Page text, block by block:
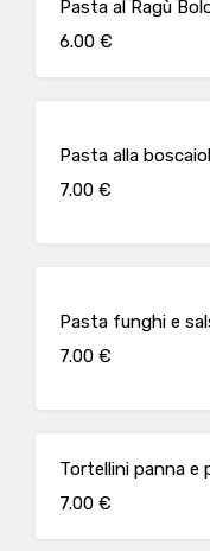
Pasta al Ragù
6.00 €
Pasta alla
7.00 €
Pasta funghi e
7.00 €
Tortellini panna e
7.00 €